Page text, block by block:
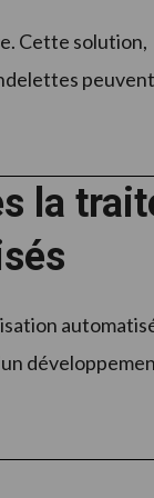
Cette solution,
la